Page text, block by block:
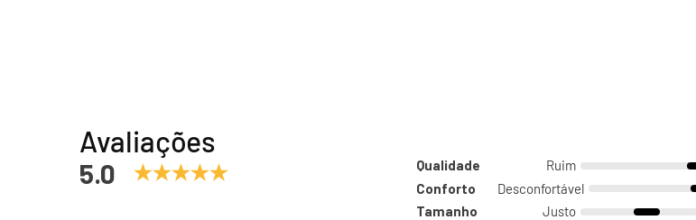
Avaliações
5.0 Qualidade Ruim
Conforto
Desconfortável
Tamanho
Justo